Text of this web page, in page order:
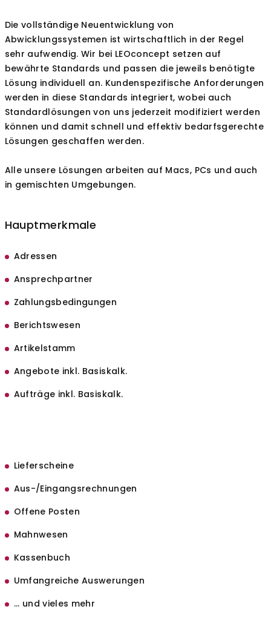
Die vollständige Neuentwicklung von
Abwicklungssystemen ist wirtschaftlich in der Regel
sehr aufwendig. Wir bei LEOconcept setzen auf
bewährte Standards und passen die jeweils benötigte
Lösung individuell an. Kundenspezifische Anforderungen
werden in diese Standards integriert, wobei auch
Standardlösungen von uns jederzeit modifiziert werden
können und damit schnell und effektiv bedarfsgerechte
Lösungen geschaffen werden.
Alle unsere Lösungen arbeiten auf Macs, PCs und auch
in gemischten Umgebungen.
Hauptmerkmale
Adressen
Ansprechpartner
Zahlungsbedingungen
Berichtswesen
Artikelstamm
Angebote inkl. Basiskalk.
Aufträge inkl. Basiskalk.
Lieferscheine
Aus-/Eingangsrechnungen
Offene Posten
Mahnwesen
Kassenbuch
Umfangreiche Auswerungen
... und vieles mehr